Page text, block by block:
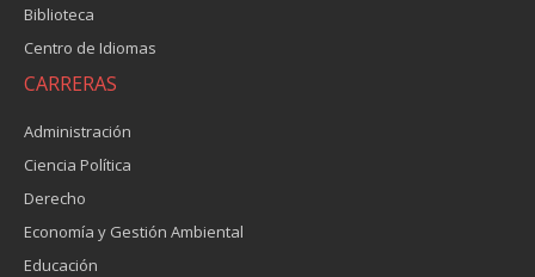
Biblioteca
Centro de Idiomas
CARRERAS
Administración
Ciencia Política
Derecho
Economía y Gestión Ambiental
Educación